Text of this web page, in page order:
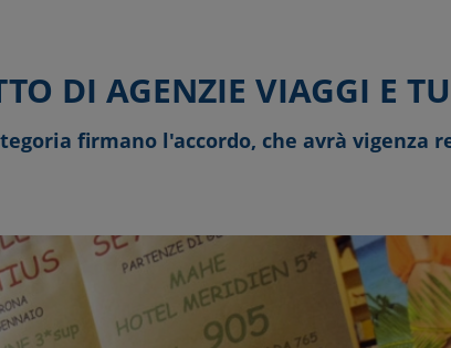
DI AGENZIE VIAGGI E
firmano l'accordo, che avrà